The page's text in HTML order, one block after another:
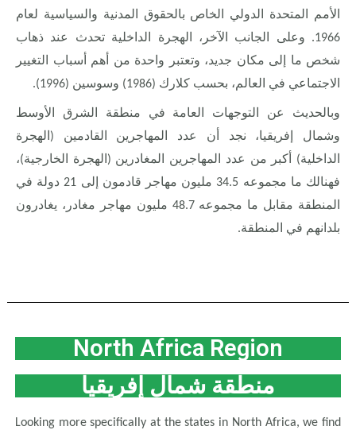
الأمم المتحدة الدولي الخاص بالحقوق المدنية والسياسية لعام
1966. وعلى الجانب الآخر، الهجرة الداخلية تحدث عند ذهاب
شخص ما إلى مكان جديد، وتعتبر واحدة من أهم أسباب التغيير
الاجتماعي في العالم، بحسب كلارك (1986) وسوسين (1996).
وبالحديث عن التوجهات العامة في منطقة الشرق الأوسط
وشمال إفريقيا، نجد أن عدد المهاجرين القادمين (الهجرة
الداخلية) أكبر من عدد المهاجرين المغادرين (الهجرة الخارجية)،
فهنالك ما مجموعه 34.5 مليون مهاجر قادمون إلى 21 دولة في
المنطقة مقابل ما مجموعه 48.7 مليون مهاجر مغادر، يغادرون
بلدانهم في المنطقة.
North Africa Region
منطقة شمال إفريقيا
Looking more specifically at the states in North Africa, we find